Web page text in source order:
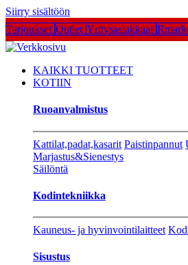
Siirry sisältöön
Tarjoukset Outlet Yritysasiakkaat
KAIKKI TUOTTEET
KOTIIN
Ruoanvalmistus
Kattilat,padat,kasarit Paistinpannut
Marjastus&Sienestys
Säilöntä
Kodintekniikka
Kauneus- ja hyvinvointilaitteet
Sisustus